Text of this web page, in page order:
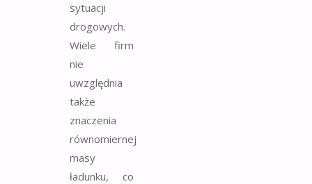
sytuacji
drogowych.
Wiele firm
nie
uwzględnia
także
znaczenia
równomiernej
masy
ładunku, co